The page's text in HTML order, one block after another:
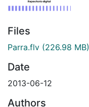
Files
Parra.flv (226.98 MB)
Date
2013-06-12
Authors